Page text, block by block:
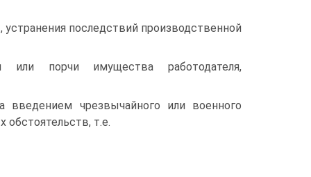
последствий производственной
или порчи имущества работодателя,
введением чрезвычайного или военного
т.е.